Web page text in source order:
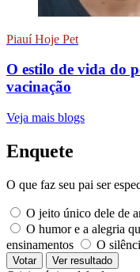
Piauí Hoje Pet
O estilo de vida do
vacinação
Veja mais blogs
Enquete
O que faz seu pai ser
O jeito único dele de
O humor e a alegria
ensinamentos
O
Votar Ver resultado